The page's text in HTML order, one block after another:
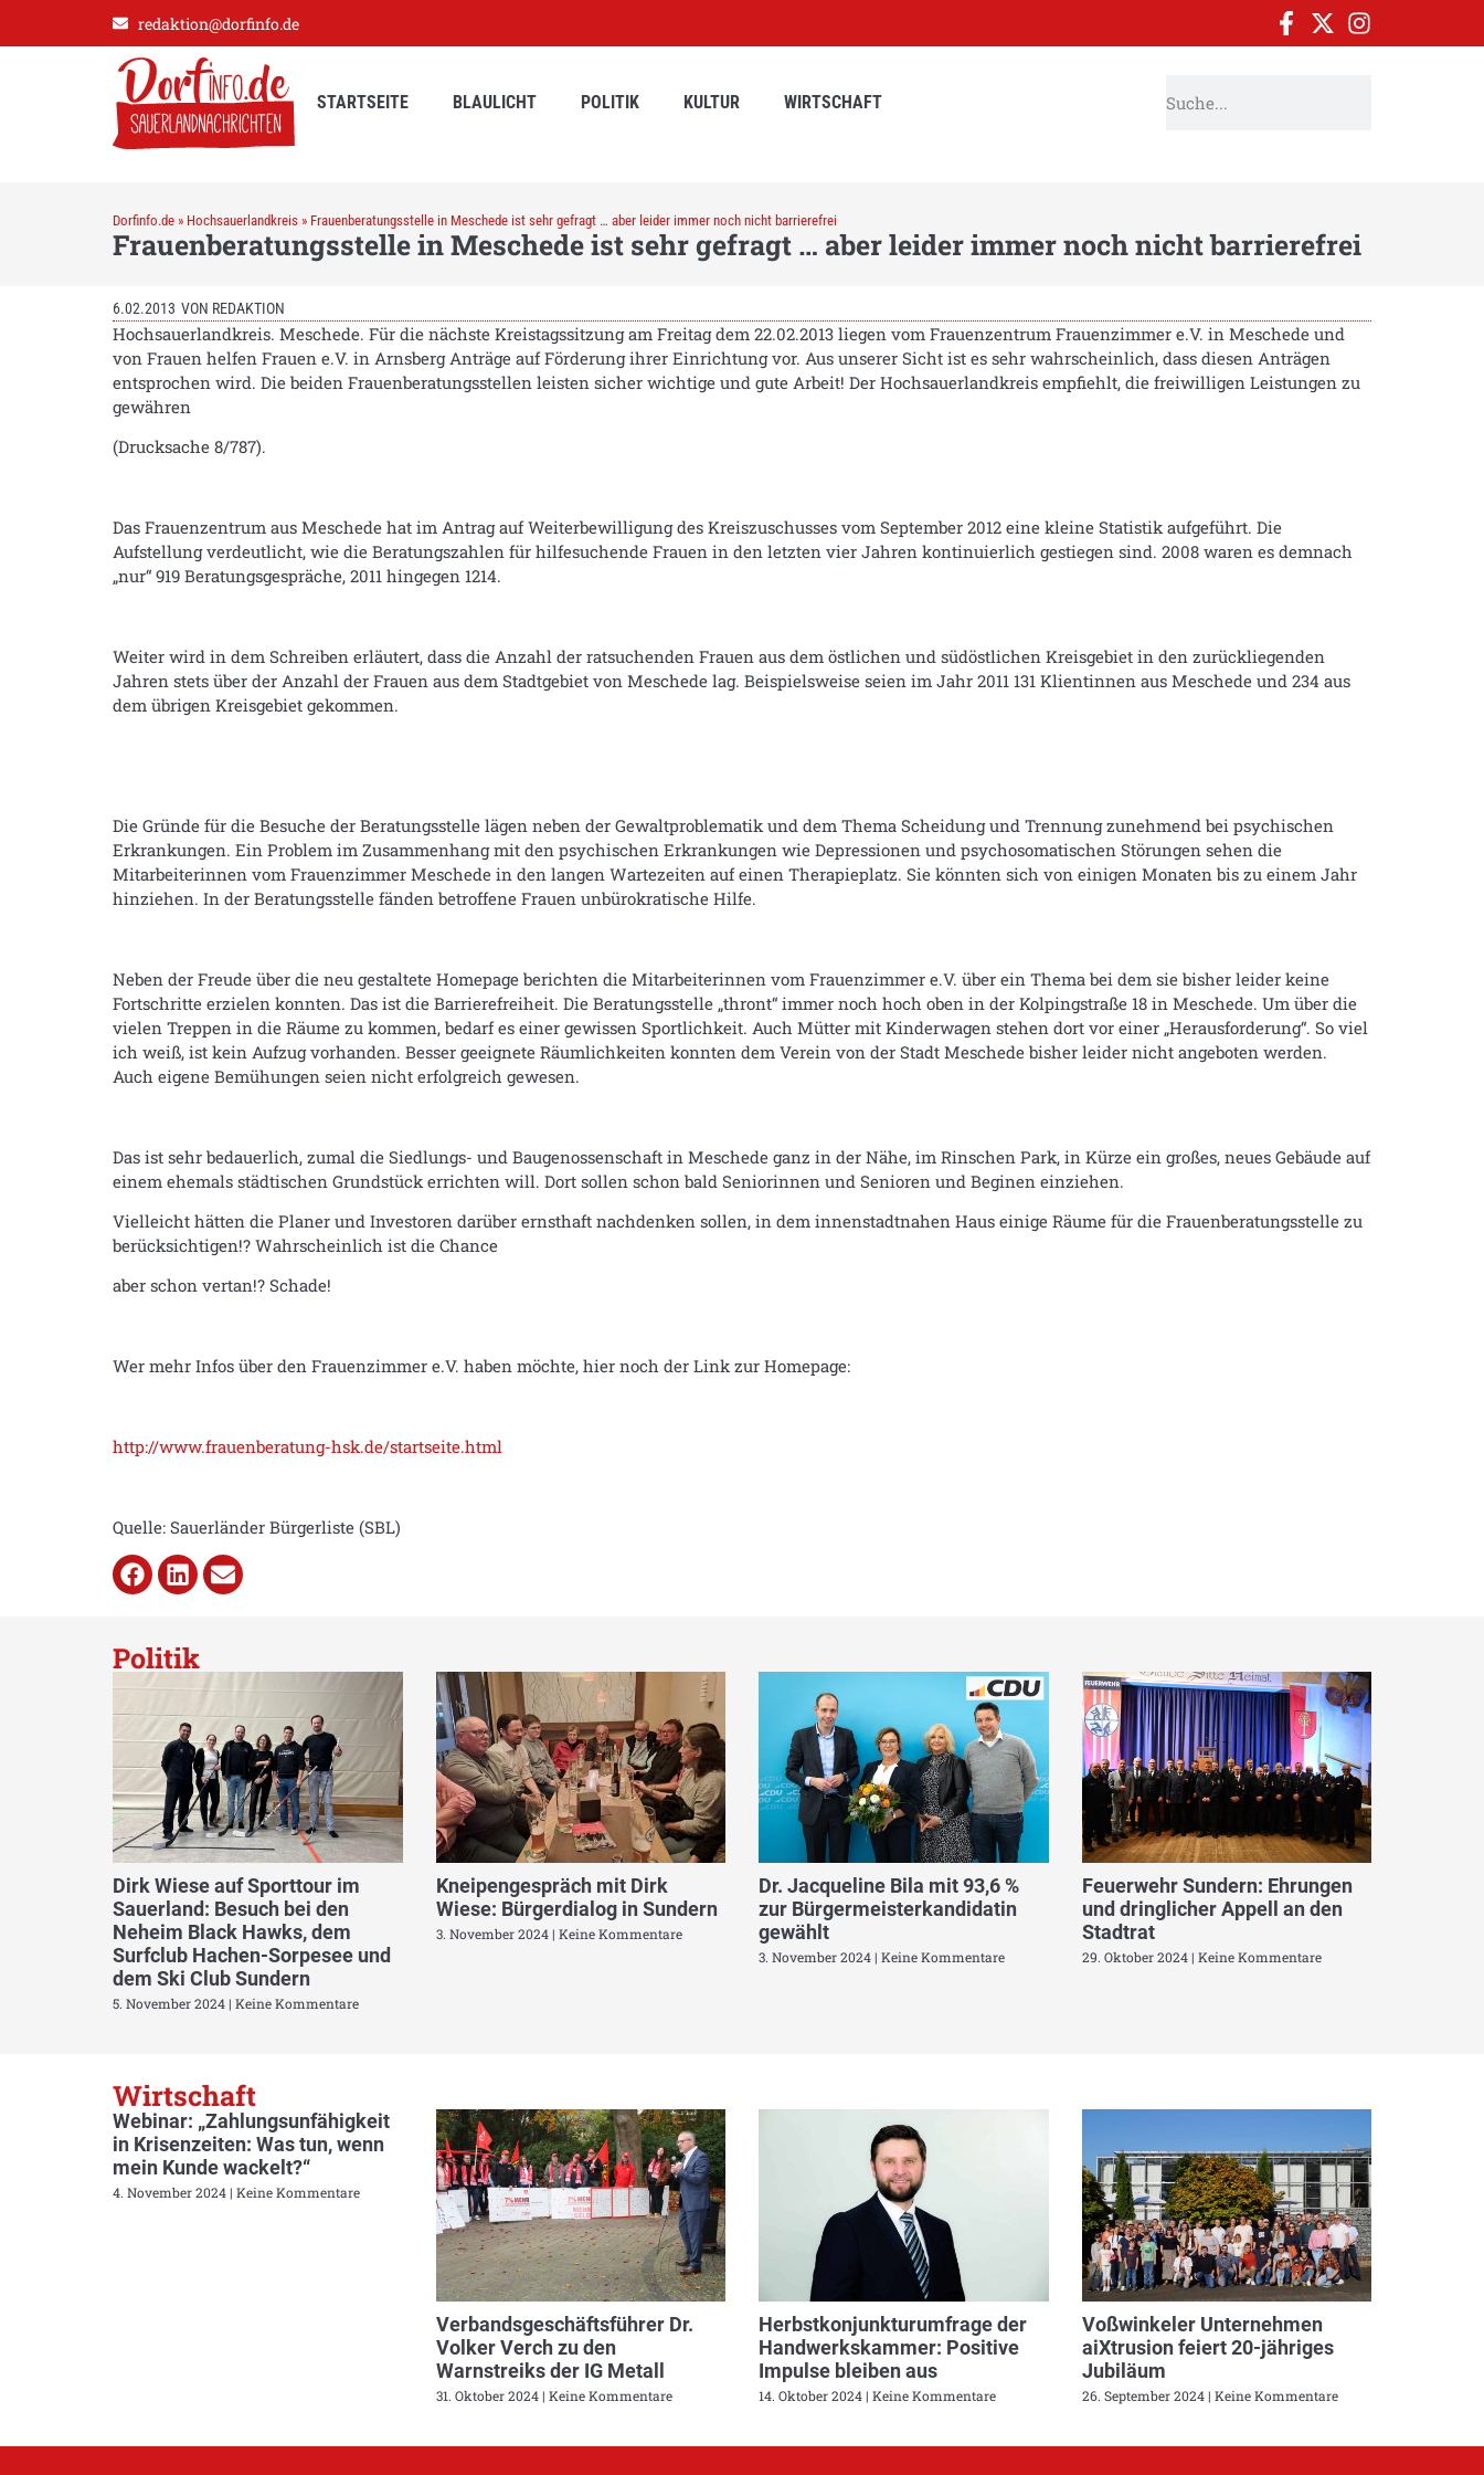
redaktion@dorfinfo.de
STARTSEITE BLAULICHT POLITIK KULTUR WIRTSCHAFT
Dorfinfo.de » Hochsauerlandkreis » Frauenberatungsstelle in Meschede ist sehr gefragt … aber leider immer noch nicht barrierefrei
Frauenberatungsstelle in Meschede ist sehr gefragt … aber leider immer noch nicht barrierefrei
6.02.2013 VON REDAKTION
Hochsauerlandkreis. Meschede. Für die nächste Kreistagssitzung am Freitag dem 22.02.2013 liegen vom Frauenzentrum Frauenzimmer e.V. in Meschede und
von Frauen helfen Frauen e.V. in Arnsberg Anträge auf Förderung ihrer Einrichtung vor. Aus unserer Sicht ist es sehr wahrscheinlich, dass diesen Anträgen
entsprochen wird. Die beiden Frauenberatungsstellen leisten sicher wichtige und gute Arbeit! Der Hochsauerlandkreis empfiehlt, die freiwilligen Leistungen zu
gewähren
(Drucksache 8/787).
Das Frauenzentrum aus Meschede hat im Antrag auf Weiterbewilligung des Kreiszuschusses vom September 2012 eine kleine Statistik aufgeführt. Die
Aufstellung verdeutlicht, wie die Beratungszahlen für hilfesuchende Frauen in den letzten vier Jahren kontinuierlich gestiegen sind. 2008 waren es demnach
„nur“ 919 Beratungsgespräche, 2011 hingegen 1214.
Weiter wird in dem Schreiben erläutert, dass die Anzahl der ratsuchenden Frauen aus dem östlichen und südöstlichen Kreisgebiet in den zurückliegenden
Jahren stets über der Anzahl der Frauen aus dem Stadtgebiet von Meschede lag. Beispielsweise seien im Jahr 2011 131 Klientinnen aus Meschede und 234 aus
dem übrigen Kreisgebiet gekommen.
Die Gründe für die Besuche der Beratungsstelle lägen neben der Gewaltproblematik und dem Thema Scheidung und Trennung zunehmend bei psychischen
Erkrankungen. Ein Problem im Zusammenhang mit den psychischen Erkrankungen wie Depressionen und psychosomatischen Störungen sehen die
Mitarbeiterinnen vom Frauenzimmer Meschede in den langen Wartezeiten auf einen Therapieplatz. Sie könnten sich von einigen Monaten bis zu einem Jahr
hinziehen. In der Beratungsstelle fänden betroffene Frauen unbürokratische Hilfe.
Neben der Freude über die neu gestaltete Homepage berichten die Mitarbeiterinnen vom Frauenzimmer e.V. über ein Thema bei dem sie bisher leider keine
Fortschritte erzielen konnten. Das ist die Barrierefreiheit. Die Beratungsstelle „thront“ immer noch hoch oben in der Kolpingstraße 18 in Meschede. Um über die
vielen Treppen in die Räume zu kommen, bedarf es einer gewissen Sportlichkeit. Auch Mütter mit Kinderwagen stehen dort vor einer „Herausforderung“. So viel
ich weiß, ist kein Aufzug vorhanden. Besser geeignete Räumlichkeiten konnten dem Verein von der Stadt Meschede bisher leider nicht angeboten werden.
Auch eigene Bemühungen seien nicht erfolgreich gewesen.
Das ist sehr bedauerlich, zumal die Siedlungs- und Baugenossenschaft in Meschede ganz in der Nähe, im Rinschen Park, in Kürze ein großes, neues Gebäude auf
einem ehemals städtischen Grundstück errichten will. Dort sollen schon bald Seniorinnen und Senioren und Beginen einziehen.
Vielleicht hätten die Planer und Investoren darüber ernsthaft nachdenken sollen, in dem innenstadtnahen Haus einige Räume für die Frauenberatungsstelle zu
berücksichtigen!? Wahrscheinlich ist die Chance
aber schon vertan!? Schade!
Wer mehr Infos über den Frauenzimmer e.V. haben möchte, hier noch der Link zur Homepage:
http://www.frauenberatung-hsk.de/startseite.html
Quelle: Sauerländer Bürgerliste (SBL)
Politik
Dirk Wiese auf Sporttour im
Sauerland: Besuch bei den
Neheim Black Hawks, dem
Surfclub Hachen-Sorpesee und
dem Ski Club Sundern
5. November 2024 Keine Kommentare
Kneipengespräch mit Dirk
Wiese: Bürgerdialog in Sundern
3. November 2024 Keine Kommentare
Dr. Jacqueline Bila mit 93,6 %
zur Bürgermeisterkandidatin
gewählt
3. November 2024 Keine Kommentare
Feuerwehr Sundern: Ehrungen
und dringlicher Appell an den
Stadtrat
29. Oktober 2024 Keine Kommentare
Wirtschaft
Webinar: „Zahlungsunfähigkeit
in Krisenzeiten: Was tun, wenn
mein Kunde wackelt?“
4. November 2024 Keine Kommentare
Verbandsgeschäftsführer Dr.
Volker Verch zu den
Warnstreiks der IG Metall
31. Oktober 2024 Keine Kommentare
Herbstkonjunkturumfrage der
Handwerkskammer: Positive
Impulse bleiben aus
14. Oktober 2024 Keine Kommentare
Voßwinkeler Unternehmen
aiXtrusion feiert 20-jähriges
Jubiläum
26. September 2024 Keine Kommentare